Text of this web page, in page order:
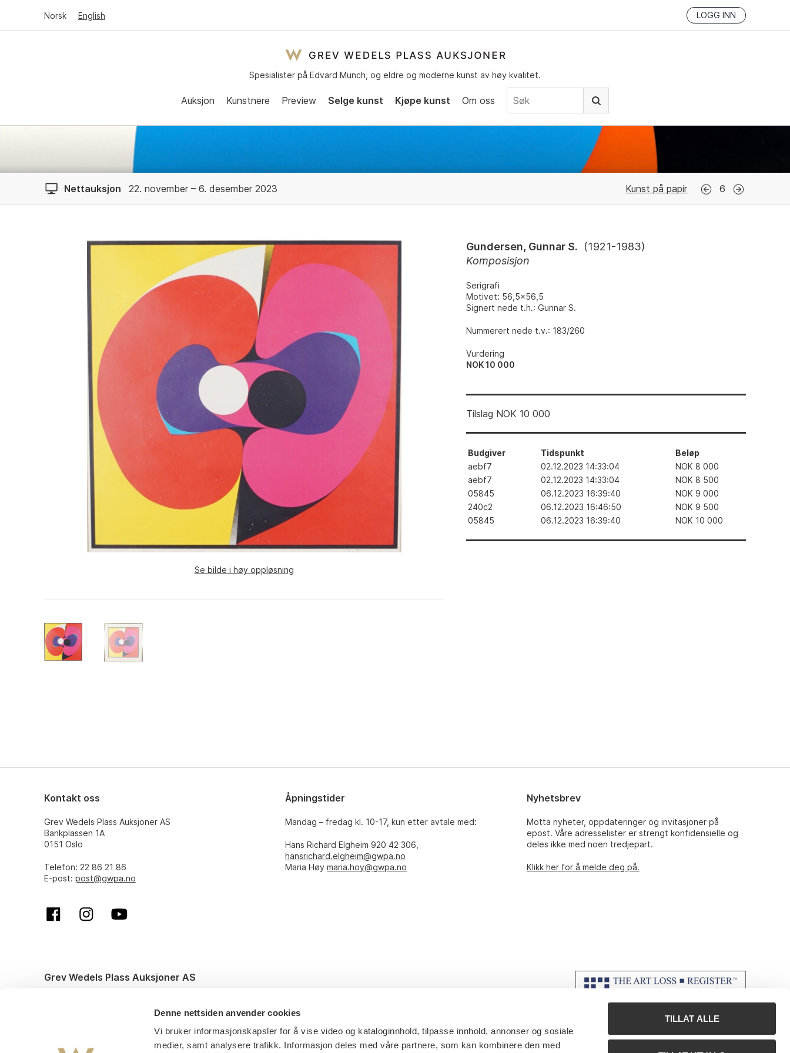
Denne nettsiden anvender cookies
Vi bruker informasjonskapsler for å vise video og kataloginnhold, tilpasse innhold, annonser og sosiale
medier, samt analysere trafikk. Informasjon deles med våre partnere, som kan kombinere den med
TILLAT ALLE
Norsk English LOGG INN
Spesialister på Edvard Munch, og eldre og moderne kunst av høy kvalitet.
Auksjon Kunstnere Preview Selge kunst Kjøpe kunst Om oss
Nettauksjon 22. november – 6. desember 2023 Kunst på papir 6
Se bilde i høy oppløsning
Gundersen, Gunnar S. (1921-1983)
Komposisjon
Serigrafi
Motivet: 56,5x56,5
Signert nede t.h.: Gunnar S.
Nummerert nede t.v.: 183/260
Vurdering
NOK 10 000
Tilslag NOK10 000
Budgiver Tidspunkt
Beløp
aebf7
02.12.2023 14:33:04 NOK8 000
aebf7
02.12.2023 14:33:04 NOK8 500
05845
06.12.2023 16:39:40 NOK9 000
240c2
06.12.2023 16:46:50 NOK9 500
05845
06.12.2023 16:39:40 NOK 10 000
Kontakt oss
Grev Wedels Plass Auksjoner AS
Bankplassen 1A
0151 Oslo
Telefon: 22 86 21 86
E-post: post@gwpa.no
Åpningstider
Mandag – fredag kl. 10-17, kun etter avtale med:
Hans Richard Elgheim 920 42 306,
hansrichard.elgheim@gwpa.no
Maria Høymaria.hoy@gwpa.no
Nyhetsbrev
Motta nyheter, oppdateringer og invitasjoner på
epost. Våre adresselister er strengt konfidensielle og
deles ikke med noen tredjepart.
Klikk her for å melde deg på.
Grev Wedels Plass Auksjoner AS